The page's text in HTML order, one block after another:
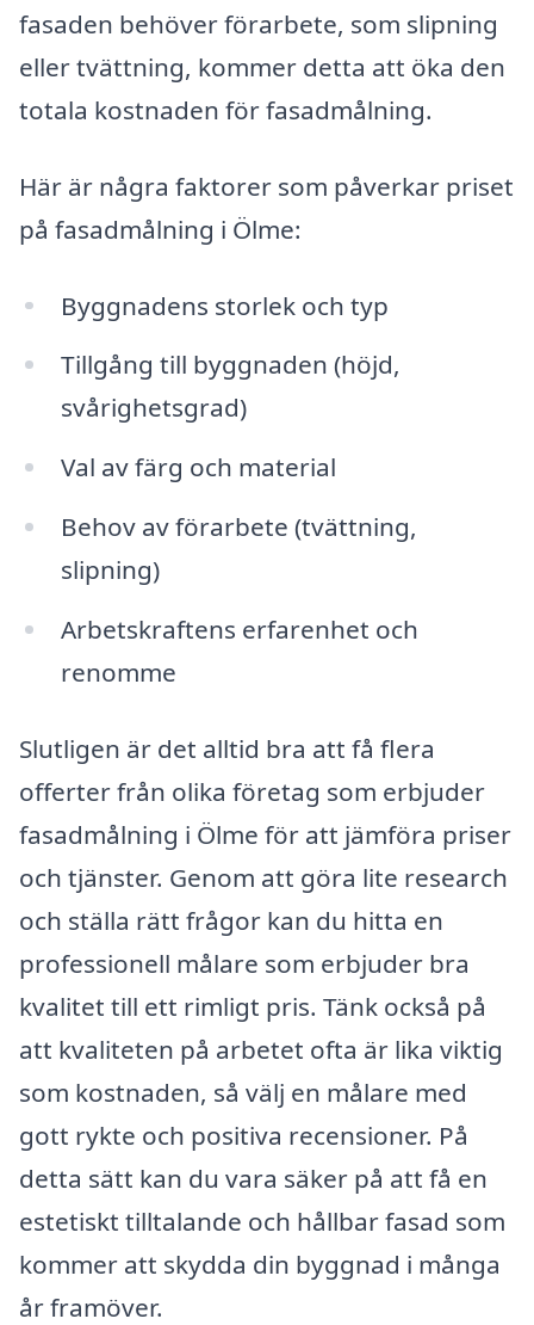
fasaden behöver förarbete, som slipning
eller tvättning, kommer detta att öka den
totala kostnaden för fasadmålning.
Här är några faktorer som påverkar priset
på fasadmålning i Ölme:
Byggnadens storlek och typ
Tillgång till byggnaden (höjd,
svårighetsgrad)
Val av färg och material
Behov av förarbete (tvättning,
slipning)
Arbetskraftens erfarenhet och
renomme
Slutligen är det alltid bra att få flera
offerter från olika företag som erbjuder
fasadmålning i Ölme för att jämföra priser
och tjänster. Genom att göra lite research
och ställa rätt frågor kan du hitta en
professionell målare som erbjuder bra
kvalitet till ett rimligt pris. Tänk också på
att kvaliteten på arbetet ofta är lika viktig
som kostnaden, så välj en målare med
gott rykte och positiva recensioner. På
detta sätt kan du vara säker på att få en
estetiskt tilltalande och hållbar fasad som
kommer att skydda din byggnad i många
år framöver.